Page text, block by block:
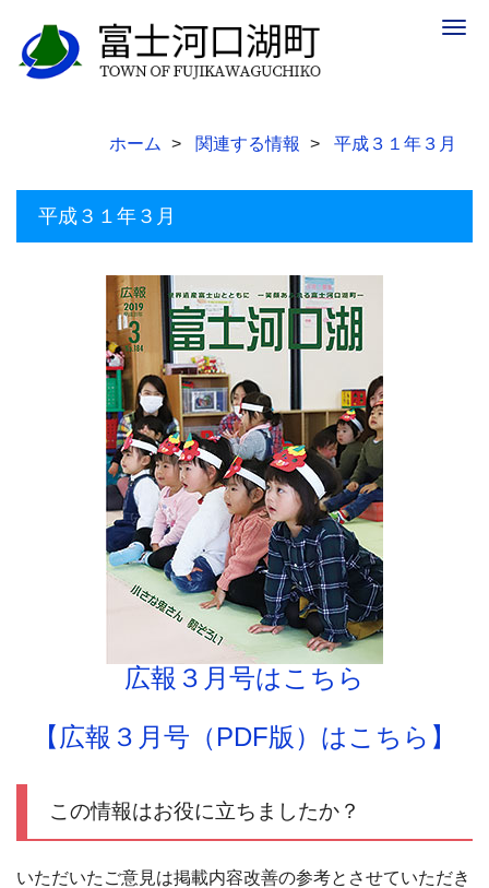
ホーム 関連する情報 平成３１年３月
平成３１年３月
広報３月号はこちら
【広報３月号（PDF版）はこちら】
この情報はお役に立ちましたか？
いただいたご意見は掲載内容改善の参考とさせていただき